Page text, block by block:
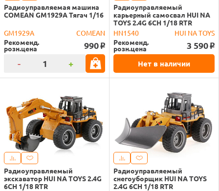
Радиоуправляемая машина
COMEAN GM1929A Тягач 1/16
GM1929A
COMEAN
Рекоменд.
розн.цена 990 o
- +
Радиоуправляемый
карьерный самосвал HUI NA
TOYS 2.4G 6CH 1/18 RTR
HN1540
HUI NA TOYS
Рекоменд.
розн.цена 3 590 o
Нет в наличии
Радиоуправляемый
экскаватор HUI NA TOYS 2.4G
6CH 1/18 RTR
Радиоуправляемый
снегоуборщик HUI NA TOYS
2.4G 6CH 1/18 RTR